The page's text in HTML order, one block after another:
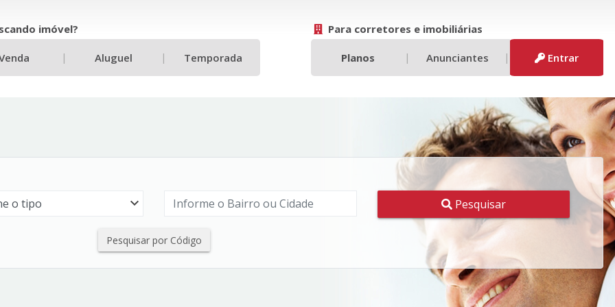
imóvel? Para corretores e imobiliárias
| Aluguel | Temporada Planos | Anunciantes | Entrar
Pesquisar
Pesquisar por Código